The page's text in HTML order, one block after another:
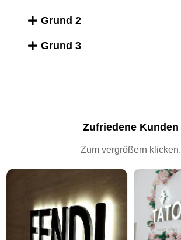
Grund 2
Grund 3
Zufriedene Kunden
Zum vergrößern klicken.